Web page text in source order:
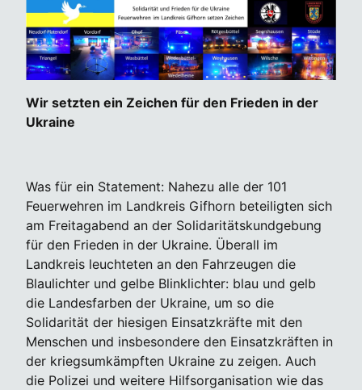
Wir setzten ein Zeichen für den Frieden in der
Ukraine
Was für ein Statement: Nahezu alle der 101
Feuerwehren im Landkreis Gifhorn beteiligten sich
am Freitagabend an der Solidaritätskundgebung
für den Frieden in der Ukraine. Überall im
Landkreis leuchteten an den Fahrzeugen die
Blaulichter und gelbe Blinklichter: blau und gelb
die Landesfarben der Ukraine, um so die
Solidarität der hiesigen Einsatzkräfte mit den
Menschen und insbesondere den Einsatzkräften in
der kriegsumkämpften Ukraine zu zeigen. Auch
die Polizei und weitere Hilfsorganisation wie das